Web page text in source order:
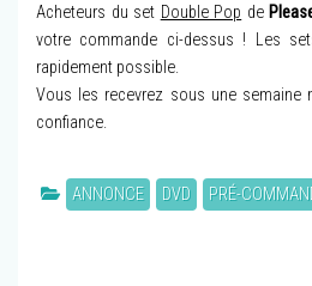
Acheteurs du set Double Pop de
votre commande ci-dessus ! Les
rapidement possible.
Vous les recevrez sous une semaine
confiance.
ANNONCE DVD PRÉ-